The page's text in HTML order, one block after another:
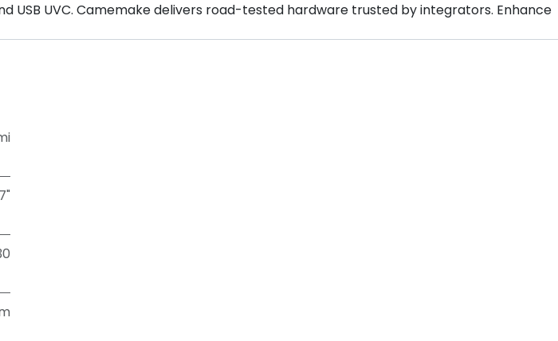
USB UVC. Camemake delivers road-tested hardware trusted by integrators. Enhance